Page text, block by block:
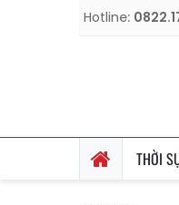
Hotline:
THỜI